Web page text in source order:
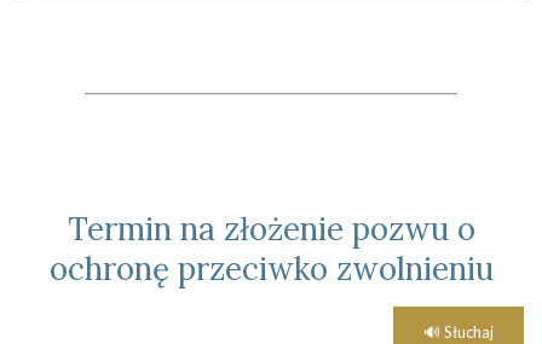
Termin na złożenie pozwu o
ochronę przeciwko zwolnieniu
🔊 Słuchaj